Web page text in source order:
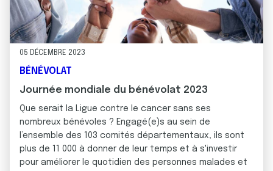
05 DÉCEMBRE 2023
BÉNÉVOLAT
Journée mondiale du bénévolat 2023
Que serait la Ligue contre le cancer sans ses
nombreux bénévoles ? Engagé(e)s au sein de
l’ensemble des 103 comités départementaux, ils sont
plus de 11 000 à donner de leur temps et à s'investir
pour améliorer le quotidien des personnes malades et